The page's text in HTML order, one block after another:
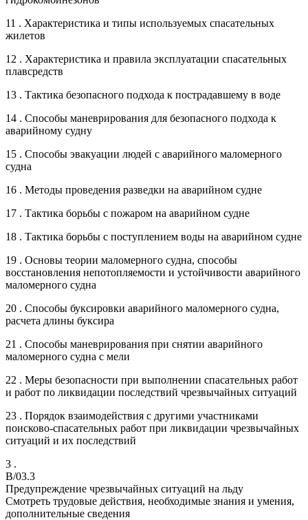
11 . Характеристика и типы используемых спасательных
жилетов
12 . Характеристика и правила эксплуатации спасательных
плавсредств
13 . Тактика безопасного подхода к пострадавшему в воде
14 . Способы маневрирования для безопасного подхода к
аварийному судну
15 . Способы эвакуации людей с аварийного маломерного
судна
16 . Методы проведения разведки на аварийном судне
17 . Тактика борьбы с пожаром на аварийном судне
18 . Тактика борьбы с поступлением воды на аварийном судне
19 . Основы теории маломерного судна, способы
восстановления непотопляемости и устойчивости аварийного
маломерного судна
20 . Способы буксировки аварийного маломерного судна,
расчета длины буксира
21 . Способы маневрирования при снятии аварийного
маломерного судна с мели
22 . Меры безопасности при выполнении спасательных работ
и работ по ликвидации последствий чрезвычайных ситуаций
23 . Порядок взаимодействия с другими участниками
поисково-спасательных работ при ликвидации чрезвычайных
ситуаций и их последствий
3 .
B/03.3
Предупреждение чрезвычайных ситуаций на льду
Смотреть трудовые действия, необходимые знания и умения,
дополнительные сведения